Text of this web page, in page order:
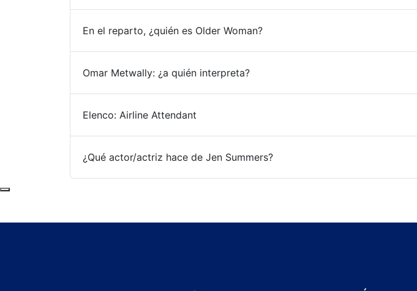
En el reparto, ¿quién es Older Woman?
Omar Metwally: ¿a quién interpreta?
Elenco: Airline Attendant
¿Qué actor/actriz hace de Jen Summers?